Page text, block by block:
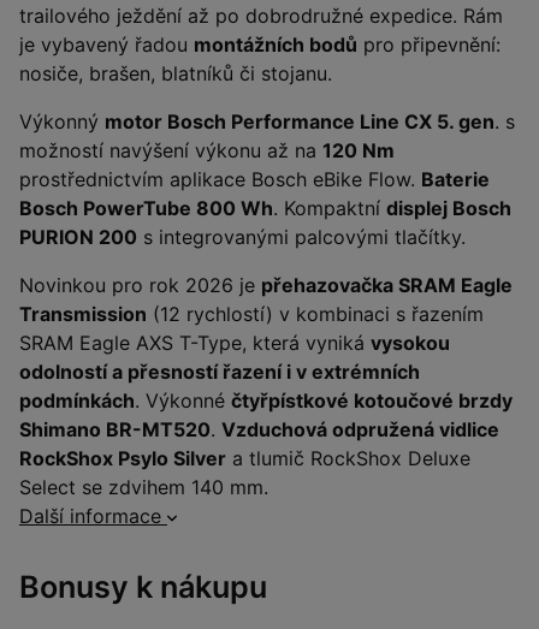
trailového ježdění až po dobrodružné expedice. Rám
je vybavený řadou montážních bodů pro připevnění:
nosiče, brašen, blatníků či stojanu.
Výkonný motor Bosch Performance Line CX 5. gen. s
možností navýšení výkonu až na 120 Nm
prostřednictvím aplikace Bosch eBike Flow. Baterie
Bosch PowerTube 800 Wh. Kompaktní displej Bosch
PURION 200 s integrovanými palcovými tlačítky.
Novinkou pro rok 2026 je přehazovačka SRAM Eagle
Transmission (12 rychlostí) v kombinaci s řazením
SRAM Eagle AXS T-Type, která vyniká vysokou
odolností a přesností řazení i v extrémních
podmínkách. Výkonné čtyřpístkové kotoučové brzdy
Shimano BR-MT520. Vzduchová odpružená vidlice
RockShox Psylo Silver a tlumič RockShox Deluxe
Select se zdvihem 140 mm.
Další informace
Bonusy k nákupu